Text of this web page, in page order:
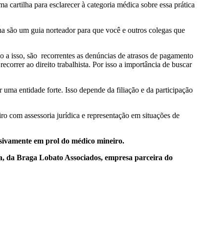
cartilha para esclarecer à categoria médica sobre essa prática
são um guia norteador para que você e outros colegas que
isso, são recorrentes as denúncias de atrasos de pagamento
ao direito trabalhista. Por isso a importância de buscar
entidade forte. Isso depende da filiação e da participação
com assessoria jurídica e representação em situações de
em prol do médico mineiro.
da Braga Lobato Associados, empresa parceira do